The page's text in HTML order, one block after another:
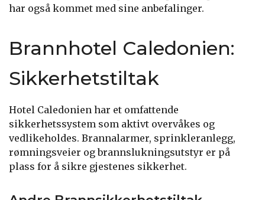
har også kommet med sine anbefalinger.
Brannhotel Caledonien:
Sikkerhetstiltak
Hotel Caledonien har et omfattende
sikkerhetssystem som aktivt overvåkes og
vedlikeholdes. Brannalarmer, sprinkleranlegg,
rømningsveier og brannslukningsutstyr er på
plass for å sikre gjestenes sikkerhet.